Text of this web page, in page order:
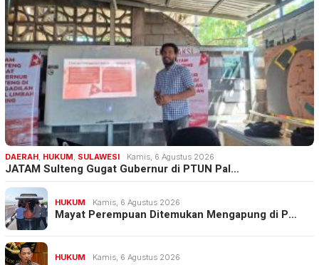
DAERAH HUKUM SULAWESI Kamis, 6 Agustus 2026
JATAM Sulteng Gugat Gubernur di PTUN Pal…
HUKUM Kamis, 6 Agustus 2026
Mayat Perempuan Ditemukan Mengapung di P…
HUKUM Kamis, 6 Agustus 2026